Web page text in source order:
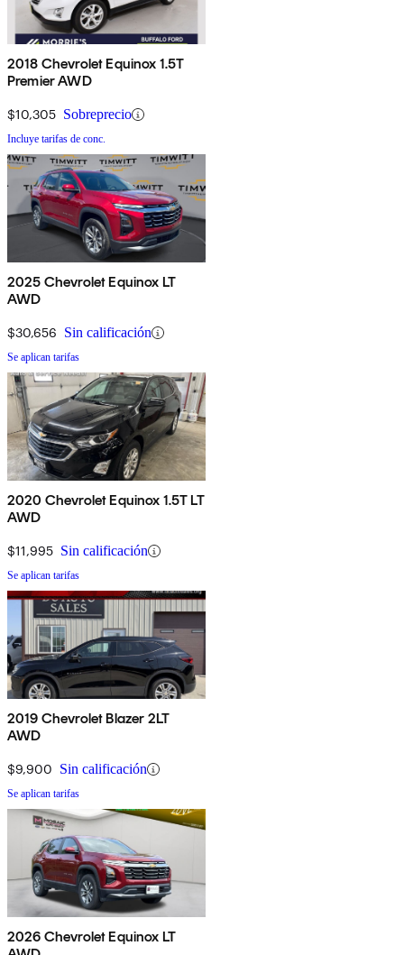
2018 Chevrolet Equinox 1.5T
Premier AWD
$10,305 Sobreprecio
Incluye tarifas de conc.
2025 Chevrolet Equinox LT
AWD
$30,656 Sin calificación
Se aplican tarifas
2020 Chevrolet Equinox 1.5T LT
AWD
$11,995 Sin calificación
Se aplican tarifas
2019 Chevrolet Blazer 2LT
AWD
$9,900 Sin calificación
Se aplican tarifas
2026 Chevrolet Equinox LT